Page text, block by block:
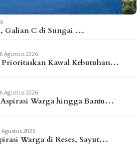
Galian C di Sungai …
Agustus 2026
Prioritaskan Kawal Kebutuhan…
Agustus 2026
Aspirasi Warga hingga Bantu…
Agustus 2026
Warga di Reses, Sayut…